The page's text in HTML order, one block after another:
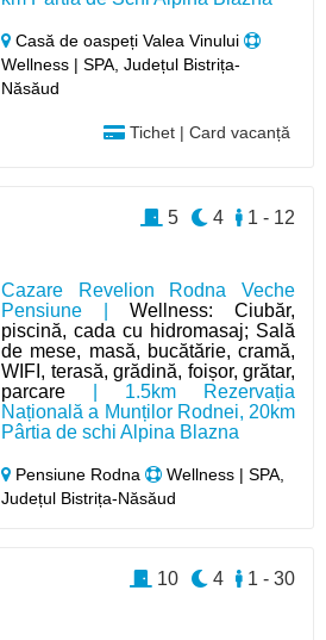
Casă de oaspeți Valea Vinului
Wellness | SPA, Județul Bistrița-
Năsăud
Tichet | Card vacanță
Cazare Revelion Rodna Veche
Pensiune |Wellness: Ciubăr,
piscină, cada cu hidromasaj; Sală
de mese, masă, bucătărie, cramă,
WIFI, terasă, grădină, foișor, grătar,
parcare | 1.5km Rezervația
Națională a Munților Rodnei, 20km
Pârtia de schi Alpina Blazna
Pensiune Rodna
Wellness | SPA,
Județul Bistrița-Năsăud
1 - 12
4
5
1 - 30
4
10